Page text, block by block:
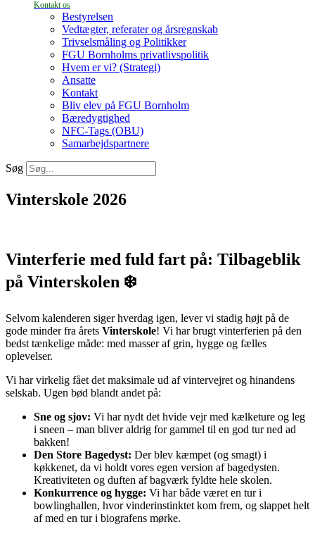
Bestyrelsen
Vedtægter, referater og årsregnskab
Trivselsmåling og Politikker
FGU Bornholms privatlivspolitik
Hvem er vi? (Strategi)
Ansatte
Kontakt
Bliv elev på FGU Bornholm
Bæredygtighed
NFC-Tags (OBU)
Samarbejdspartnere
Søg
Vinterskole 2026
Vinterferie med fuld fart på: Tilbageblik
på Vinterskolen ❄️
Selvom kalenderen siger hverdag igen, lever vi stadig højt på de
gode minder fra årets Vinterskole! Vi har brugt vinterferien på den
bedst tænkelige måde: med masser af grin, hygge og fælles
oplevelser.
Vi har virkelig fået det maksimale ud af vintervejret og hinandens
selskab. Ugen bød blandt andet på:
Sne og sjov: Vi har nydt det hvide vejr med kælketure og leg
i sneen – man bliver aldrig for gammel til en god tur ned ad
bakken!
Den Store Bagedyst: Der blev kæmpet (og smagt) i
køkkenet, da vi holdt vores egen version af bagedysten.
Kreativiteten og duften af bagværk fyldte hele skolen.
Konkurrence og hygge: Vi har både været en tur i
bowlinghallen, hvor vinderinstinktet kom frem, og slappet helt
af med en tur i biografens mørke.